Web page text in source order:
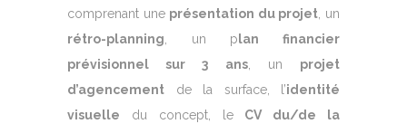
comprenant une présentation du projet, un
rétro-planning, un plan financier
prévisionnel sur 3 ans, un projet
d’agencement de la surface, l’identité
visuelle du concept, le CV du/de la